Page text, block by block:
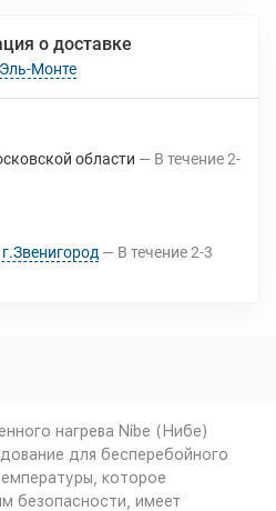
о доставке
Эль-Монте
области В течение2-
В течение2-3
нагрева Nibe (Нибе)
для бесперебойного
которое
безопасности, имеет